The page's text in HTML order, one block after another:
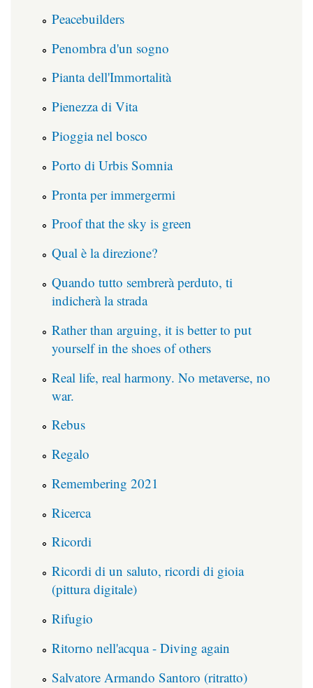
Peacebuilders
Penombra d'un sogno
Pianta dell'Immortalità
Pienezza di Vita
Pioggia nel bosco
Porto di Urbis Somnia
Pronta per immergermi
Proof that the sky is green
Qual è la direzione?
Quando tutto sembrerà perduto, ti
indicherà la strada
Rather than arguing, it is better to put
yourself in the shoes of others
Real life, real harmony. No metaverse, no
war.
Rebus
Regalo
Remembering 2021
Ricerca
Ricordi
Ricordi di un saluto, ricordi di gioia
(pittura digitale)
Rifugio
Ritorno nell'acqua - Diving again
Salvatore Armando Santoro (ritratto)